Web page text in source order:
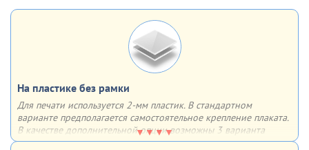
На пластике без рамки
Для печати используется 2-мм пластик. В стандартном
варианте предполагается самостоятельное крепление плаката.
В качестве дополнительной опции возможны 3 варианта
крепления на выбор